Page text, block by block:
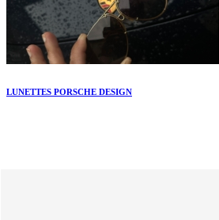
LUNETTES PORSCHE DESIGN